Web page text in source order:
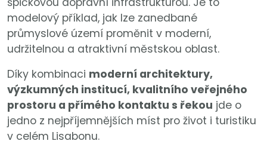
modelový příklad, jak lze zanedbané
průmyslové území proměnit v moderní,
udržitelnou a atraktivní městskou oblast.
Díky kombinaci moderní architektury,
výzkumných institucí, kvalitního veřejného
prostoru a přímého kontaktu s řekou jde o
jedno z nejpříjemnějších míst pro život i turistiku
v celém Lisabonu.